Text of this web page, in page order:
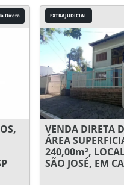
Direta EXTRAJUDICIAL
VENDA DIRETA
ÁREA
240,00m²,
SÃO JOSÉ, EM